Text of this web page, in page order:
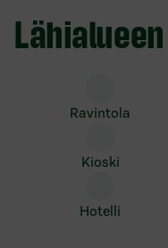
ravintola
kioski
hotelli